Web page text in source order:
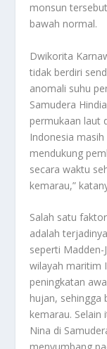
monsun
bawah normal.
Dwikorita
tidak berdiri
anomali suhu
Samudera
permukaan laut
Indonesia
mendukung
secara waktu
kemarau,”
Salah satu
adalah
seperti Madden-
wilayah maritim
peningkatan
hujan, sehingga
kemarau.
Nina di